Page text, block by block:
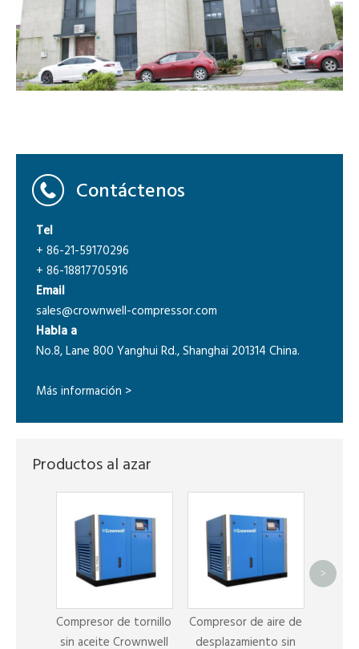
Contáctenos
Tel
+ 86-21-59170296
+ 86-18817705916
Email
sales@crownwell-compressor.com
Habla a
No.8, Lane 800 Yanghui Rd., Shanghai 201314 China.
Más información >
Productos al azar
Compresor de tornillo
sin aceite Crownwell
Compresor de aire de
desplazamiento sin
>